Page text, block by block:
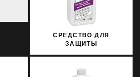
СРЕДСТВО ДЛЯ
ЗАЩИТЫ
SOPRO MNW 706/1 1Л